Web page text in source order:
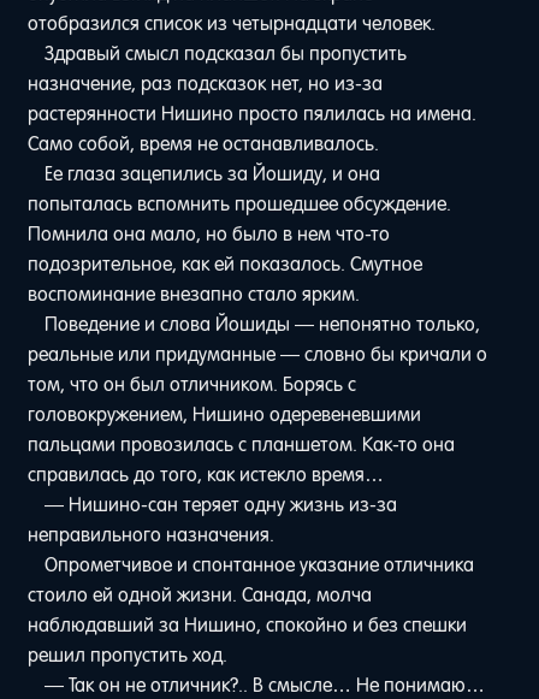
отобразился список из четырнадцати человек.
Здравый смысл подсказал бы пропустить
назначение, раз подсказок нет, но из-за
растерянности Нишино просто пялилась на имена.
Само собой, время не останавливалось.
Ее глаза зацепились за Йошиду, и она
попыталась вспомнить прошедшее обсуждение.
Помнила она мало, но было в нем что-то
подозрительное, как ей показалось. Смутное
воспоминание внезапно стало ярким.
Поведение и слова Йошиды — непонятно только,
реальные или придуманные — словно бы кричали о
том, что он был отличником. Борясь с
головокружением, Нишино одеревеневшими
пальцами провозилась с планшетом. Как-то она
справилась до того, как истекло время…
— Нишино-сан теряет одну жизнь из-за
неправильного назначения.
Опрометчивое и спонтанное указание отличника
стоило ей одной жизни. Санада, молча
наблюдавший за Нишино, спокойно и без спешки
решил пропустить ход.
— Так он не отличник?.. В смысле… Не понимаю…